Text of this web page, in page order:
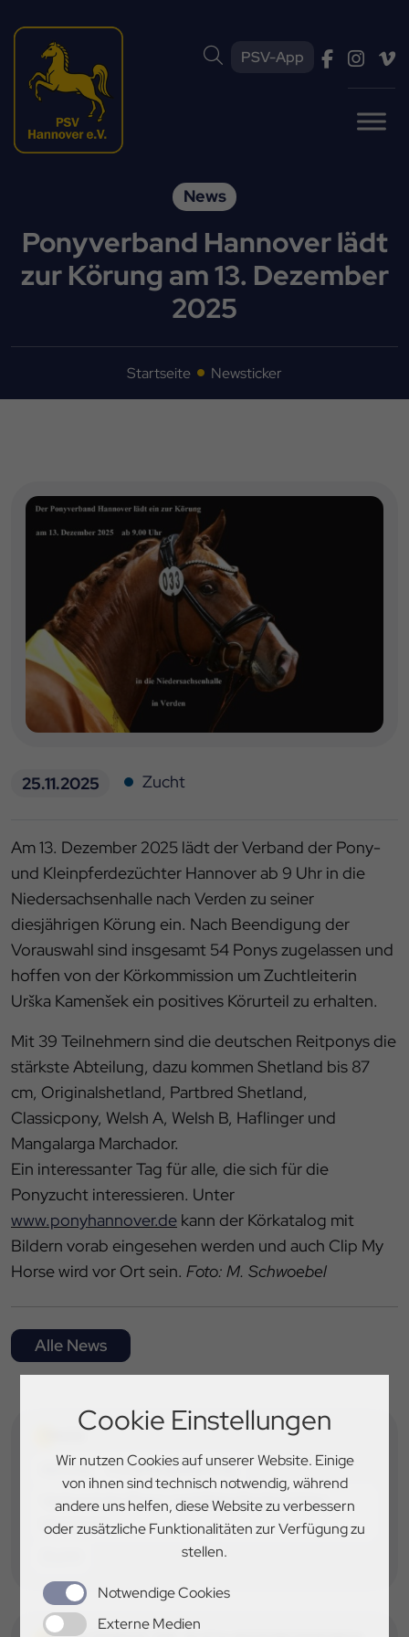
Cookie Einstellungen
Wir nutzen Cookies auf unserer Website. Einige
von ihnen sind technisch notwendig, während
andere uns helfen, diese Website zu verbessern
oder zusätzliche Funktionalitäten zur Verfügung zu
stellen.
Notwendige Cookies
Externe Medien
PSV-App
News
Ponyverband Hannover lädt
zur Körung am 13. Dezember
2025
Startseite Newsticker
25.11.2025 Zucht
Am 13. Dezember 2025 lädt der Verband der Pony-
und Kleinpferdezüchter Hannover ab 9 Uhr in die
Niedersachsenhalle nach Verden zu seiner
diesjährigen Körung ein. Nach Beendigung der
Vorauswahl sind insgesamt 54 Ponys zugelassen und
hoffen von der Körkommission um Zuchtleiterin
Urška Kamenšek ein positives Körurteil zu erhalten.
Mit 39 Teilnehmern sind die deutschen Reitponys die
stärkste Abteilung, dazu kommen Shetland bis 87
cm, Originalshetland, Partbred Shetland,
Classicpony, Welsh A, Welsh B, Haflinger und
Mangalarga Marchador.
Ein interessanter Tag für alle, die sich für die
Ponyzucht interessieren. Unter
www.ponyhannover.de kann der Körkatalog mit
Bildern vorab eingesehen werden und auch Clip My
Horse wird vor Ort sein. Foto: M. Schwoebel
Alle News
TAGS
Körung
Ponyhengstkörung
Verband der Pony- und Kleinpferdezüchter
Hannover